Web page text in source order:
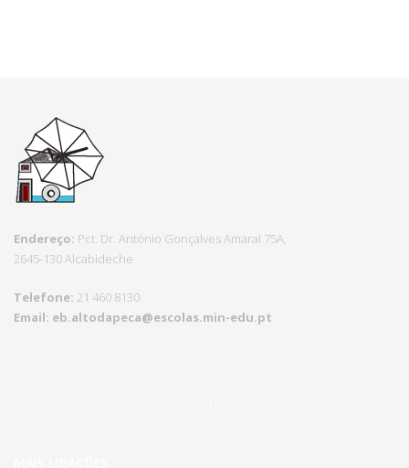
Endereço: Pct. Dr. António Gonçalves Amaral 75A,
2645-130 Alcabideche
Telefone: 21 460 8130
Email: eb.altodapeca@escolas.min-edu.pt